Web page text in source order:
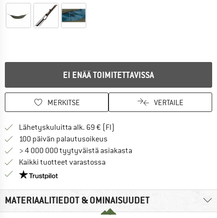
EI ENÄÄ TOIMITETTAVISSA
MERKITSE VERTAILE
Lähetyskuluitta alk. 69 € (FI)
100 päivän palautusoikeus
> 4 000 000 tyytyväistä asiakasta
Kaikki tuotteet varastossa
Meillä on Trustpilot -sertifiointi - lue lisää tästä!
MATERIAALITIEDOT & OMINAISUUDET